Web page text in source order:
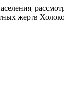
жертв